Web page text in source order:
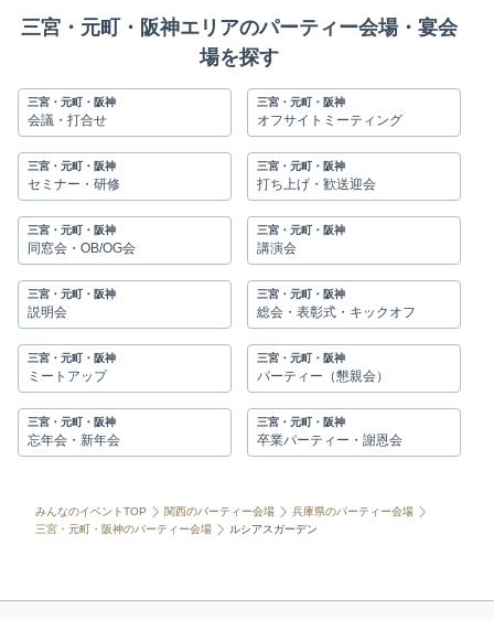
三宮・元町・阪神エリアのパーティー会場・宴会
場を探す
三宮・元町・阪神
会議・打合せ
三宮・元町・阪神
オフサイトミーティング
三宮・元町・阪神
セミナー・研修
三宮・元町・阪神
打ち上げ・歓送迎会
三宮・元町・阪神
同窓会・OB/OG会
三宮・元町・阪神
講演会
三宮・元町・阪神
説明会
三宮・元町・阪神
総会・表彰式・キックオフ
三宮・元町・阪神
ミートアップ
三宮・元町・阪神
パーティー（懇親会）
三宮・元町・阪神
忘年会・新年会
三宮・元町・阪神
卒業パーティー・謝恩会
みんなのイベントTOP 関西のパーティー会場
兵庫県のパーティー会場
三宮・元町・阪神のパーティー会場
ルシアスガーデン